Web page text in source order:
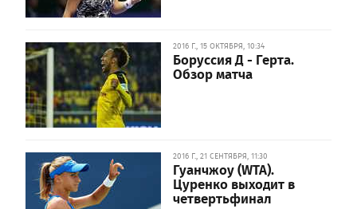
2016 Г., 15 ОКТЯБРЯ, 10:34
Боруссия Д - Герта.
Обзор матча
2016 Г., 21 СЕНТЯБРЯ, 11:30
Гуанчжоу (WTA).
Цуренко выходит в
четвертьфинал